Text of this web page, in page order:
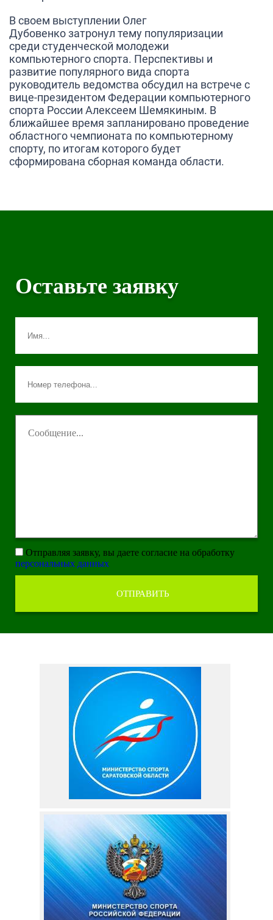
В своем выступлении Олег
Дубовенкозатронул тему популяризации
среди студенческой молодежи
компьютерного спорта. Перспективы и
развитие популярного вида спорта
руководитель ведомства обсудил на встрече с
вице-президентом Федерации компьютерного
спорта России Алексеем Шемякиным. В
ближайшее время запланировано проведение
областного чемпионата по компьютерному
спорту, по итогам которого будет
сформирована сборная команда области.
Оставьте заявку
Отправляя заявку, вы даете согласие на обработку
персональных данных